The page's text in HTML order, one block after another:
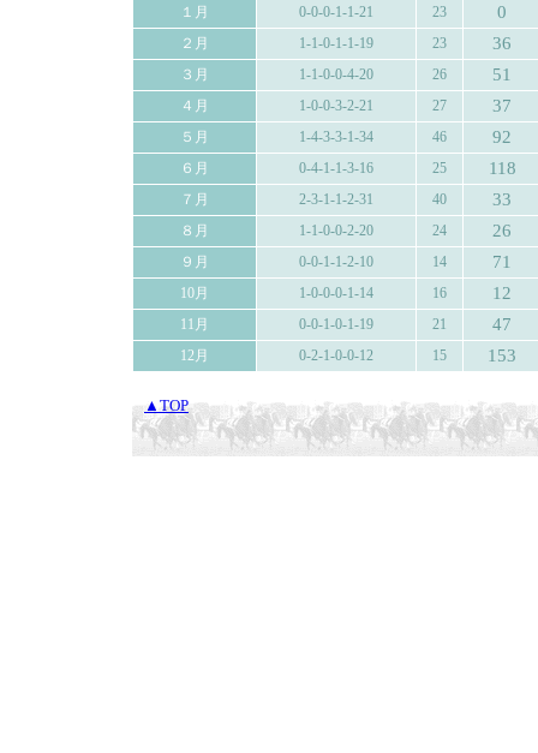
１月 0-0-0-1-1-21 23 0
２月 1-1-0-1-1-19 23 36
３月 1-1-0-0-4-20 26 51
４月 1-0-0-3-2-21 27 37
５月 1-4-3-3-1-34 46 92
６月 0-4-1-1-3-16 25 118
７月 2-3-1-1-2-31 40 33
８月 1-1-0-0-2-20 24 26
９月 0-0-1-1-2-10 14 71
10月 1-0-0-0-1-14 16 12
11月 0-0-1-0-1-19 21 47
12月 0-2-1-0-0-12 15 153
▲TOP